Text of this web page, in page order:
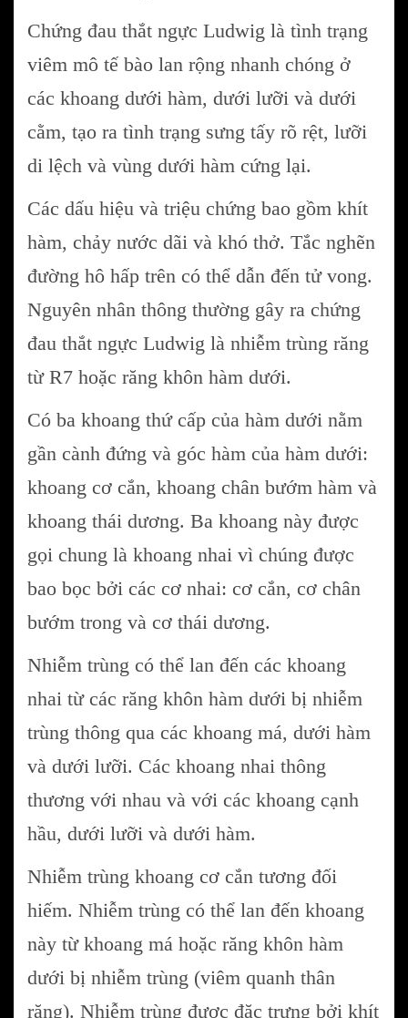
Chứng đau thắt ngực Ludwig là tình trạng
viêm mô tế bào lan rộng nhanh chóng ở
các khoang dưới hàm, dưới lưỡi và dưới
cằm, tạo ra tình trạng sưng tấy rõ rệt, lưỡi
di lệch và vùng dưới hàm cứng lại.
Các dấu hiệu và triệu chứng bao gồm khít
hàm, chảy nước dãi và khó thở. Tắc nghẽn
đường hô hấp trên có thể dẫn đến tử vong.
Nguyên nhân thông thường gây ra chứng
đau thắt ngực Ludwig là nhiễm trùng răng
từ R7 hoặc răng khôn hàm dưới.
Có ba khoang thứ cấp của hàm dưới nằm
gần cành đứng và góc hàm của hàm dưới:
khoang cơ cắn, khoang chân bướm hàm và
khoang thái dương. Ba khoang này được
gọi chung là khoang nhai vì chúng được
bao bọc bởi các cơ nhai: cơ cắn, cơ chân
bướm trong và cơ thái dương.
Nhiễm trùng có thể lan đến các khoang
nhai từ các răng khôn hàm dưới bị nhiễm
trùng thông qua các khoang má, dưới hàm
và dưới lưỡi. Các khoang nhai thông
thương với nhau và với các khoang cạnh
hầu, dưới lưỡi và dưới hàm.
Nhiễm trùng khoang cơ cắn tương đối
hiếm. Nhiễm trùng có thể lan đến khoang
này từ khoang má hoặc răng khôn hàm
dưới bị nhiễm trùng (viêm quanh thân
răng). Nhiễm trùng được đặc trưng bởi khít